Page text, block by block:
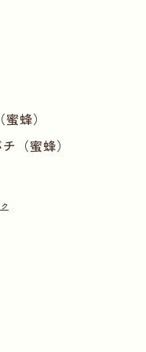
蜂）
（蜜蜂）